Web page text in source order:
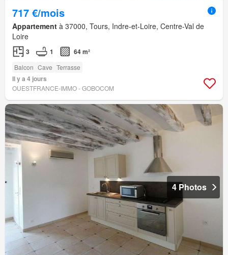
717 €/mois
Appartement à 37000, Tours, Indre-et-Loire, Centre-Val de
Loire
3 1 64 m²
Balcon Cave Terrasse
Il y a 4 jours
OUESTFRANCE-IMMO - GOBOCOM
4 Photos